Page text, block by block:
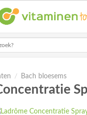
/ Bach bloesems